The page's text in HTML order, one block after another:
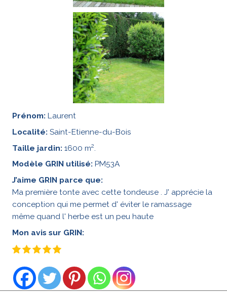
Prénom: Laurent
Localité: Saint-Etienne-du-Bois
Taille jardin: 1600 m2
Modèle GRIN utilisé: PM53A
J’aime GRIN parce que:
Ma première tonte avec cette tondeuse . J' apprécie la
conception qui me permet d' éviter le ramassage
même quand l' herbe est un peu haute
Mon avis sur GRIN: